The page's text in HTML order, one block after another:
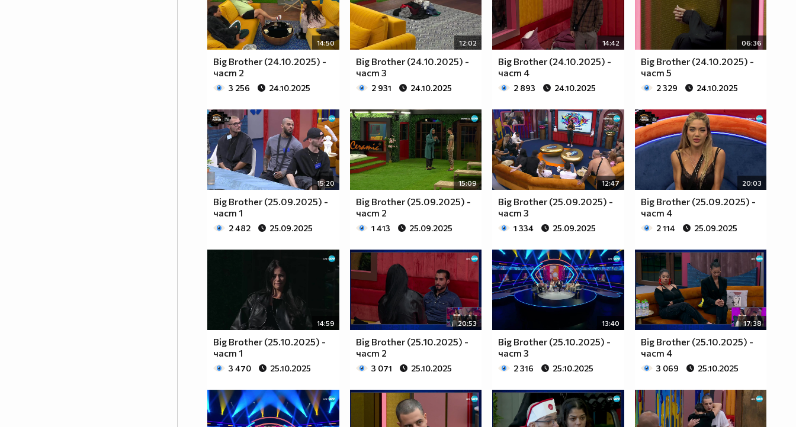
14:50
Big Brother (24.10.2025) -
част 2
3 256 24.10.2025
12:02
Big Brother (24.10.2025) -
част 3
2 931 24.10.2025
14:42
Big Brother (24.10.2025) -
част 4
2 893 24.10.2025
06:36
Big Brother (24.10.2025) -
част 5
2 329 24.10.2025
15:20
Big Brother (25.09.2025) -
част 1
2 482 25.09.2025
15:09
Big Brother (25.09.2025) -
част 2
1 413 25.09.2025
12:47
Big Brother (25.09.2025) -
част 3
1 334 25.09.2025
20:03
Big Brother (25.09.2025) -
част 4
2 114 25.09.2025
14:59
Big Brother (25.10.2025) -
част 1
3 470 25.10.2025
20:53
Big Brother (25.10.2025) -
част 2
3 071 25.10.2025
13:40
Big Brother (25.10.2025) -
част 3
2 316 25.10.2025
17:38
Big Brother (25.10.2025) -
част 4
3 069 25.10.2025